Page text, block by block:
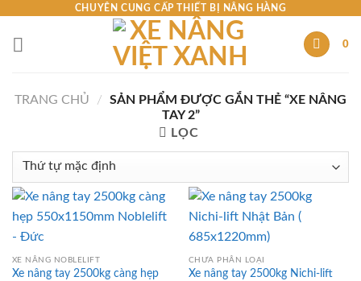
content
CHUYÊN CUNG CẤP THIẾT BỊ NÂNG HÀNG
0
TRANG CHỦ /
SẢN PHẨM ĐƯỢC GẮN THẺ “XE NÂNG
TAY 2”
LỌC
XE NÂNG NOBLELIFT
Xe nâng tay 2500kg càng hẹp
CHƯA PHÂN LOẠI
Xe nâng tay 2500kg Nichi-lift